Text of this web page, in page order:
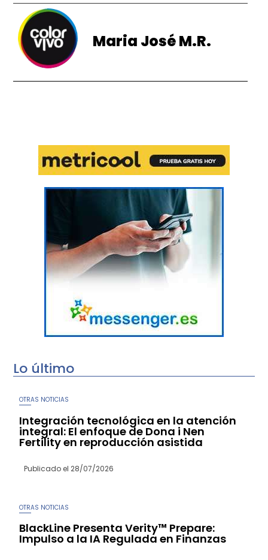
Maria José M.R.
Lo último
OTRAS NOTICIAS
Integración tecnológica en la atención
integral: El enfoque de Dona i Nen
Fertility en reproducción asistida
Publicado el 28/07/2026
OTRAS NOTICIAS
BlackLine Presenta Verity™ Prepare:
Impulso a la IA Regulada en Finanzas